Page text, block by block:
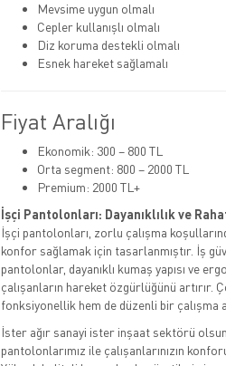
Mevsime uygun olmalı
Cepler kullanışlı olmalı
Diz koruma destekli olmalı
Esnek hareket sağlamalı
Fiyat Aralığı
Ekonomik: 300 – 800 TL
Orta segment: 800 – 2000 TL
Premium: 2000 TL+
İşçi Pantolonları: Dayanıklılık ve
İşçi pantolonları, zorlu çalışma
konfor sağlamak için tasarlanmıştır. İş
pantolonlar, dayanıklı kumaş yapısı ve
çalışanların hareket özgürlüğünü artırır.
fonksiyonellik hem de düzenli bir çalışma
İster ağır sanayi ister inşaat sektörü
pantolonlarımız ile çalışanlarınızın